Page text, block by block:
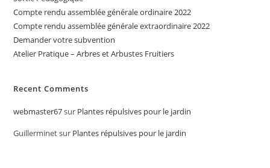
Compte rendu assemblée générale ordinaire 2022
Compte rendu assemblée générale extraordinaire 2022
Demander votre subvention
Atelier Pratique – Arbres et Arbustes Fruitiers
Recent Comments
webmaster67sur Plantes répulsives pour le jardin
Guillerminetsur Plantes répulsives pour le jardin